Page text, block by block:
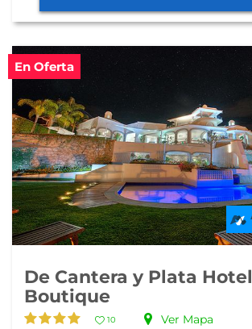
En Oferta
De Cantera y Plata Hotel
Boutique
10
Ver Mapa